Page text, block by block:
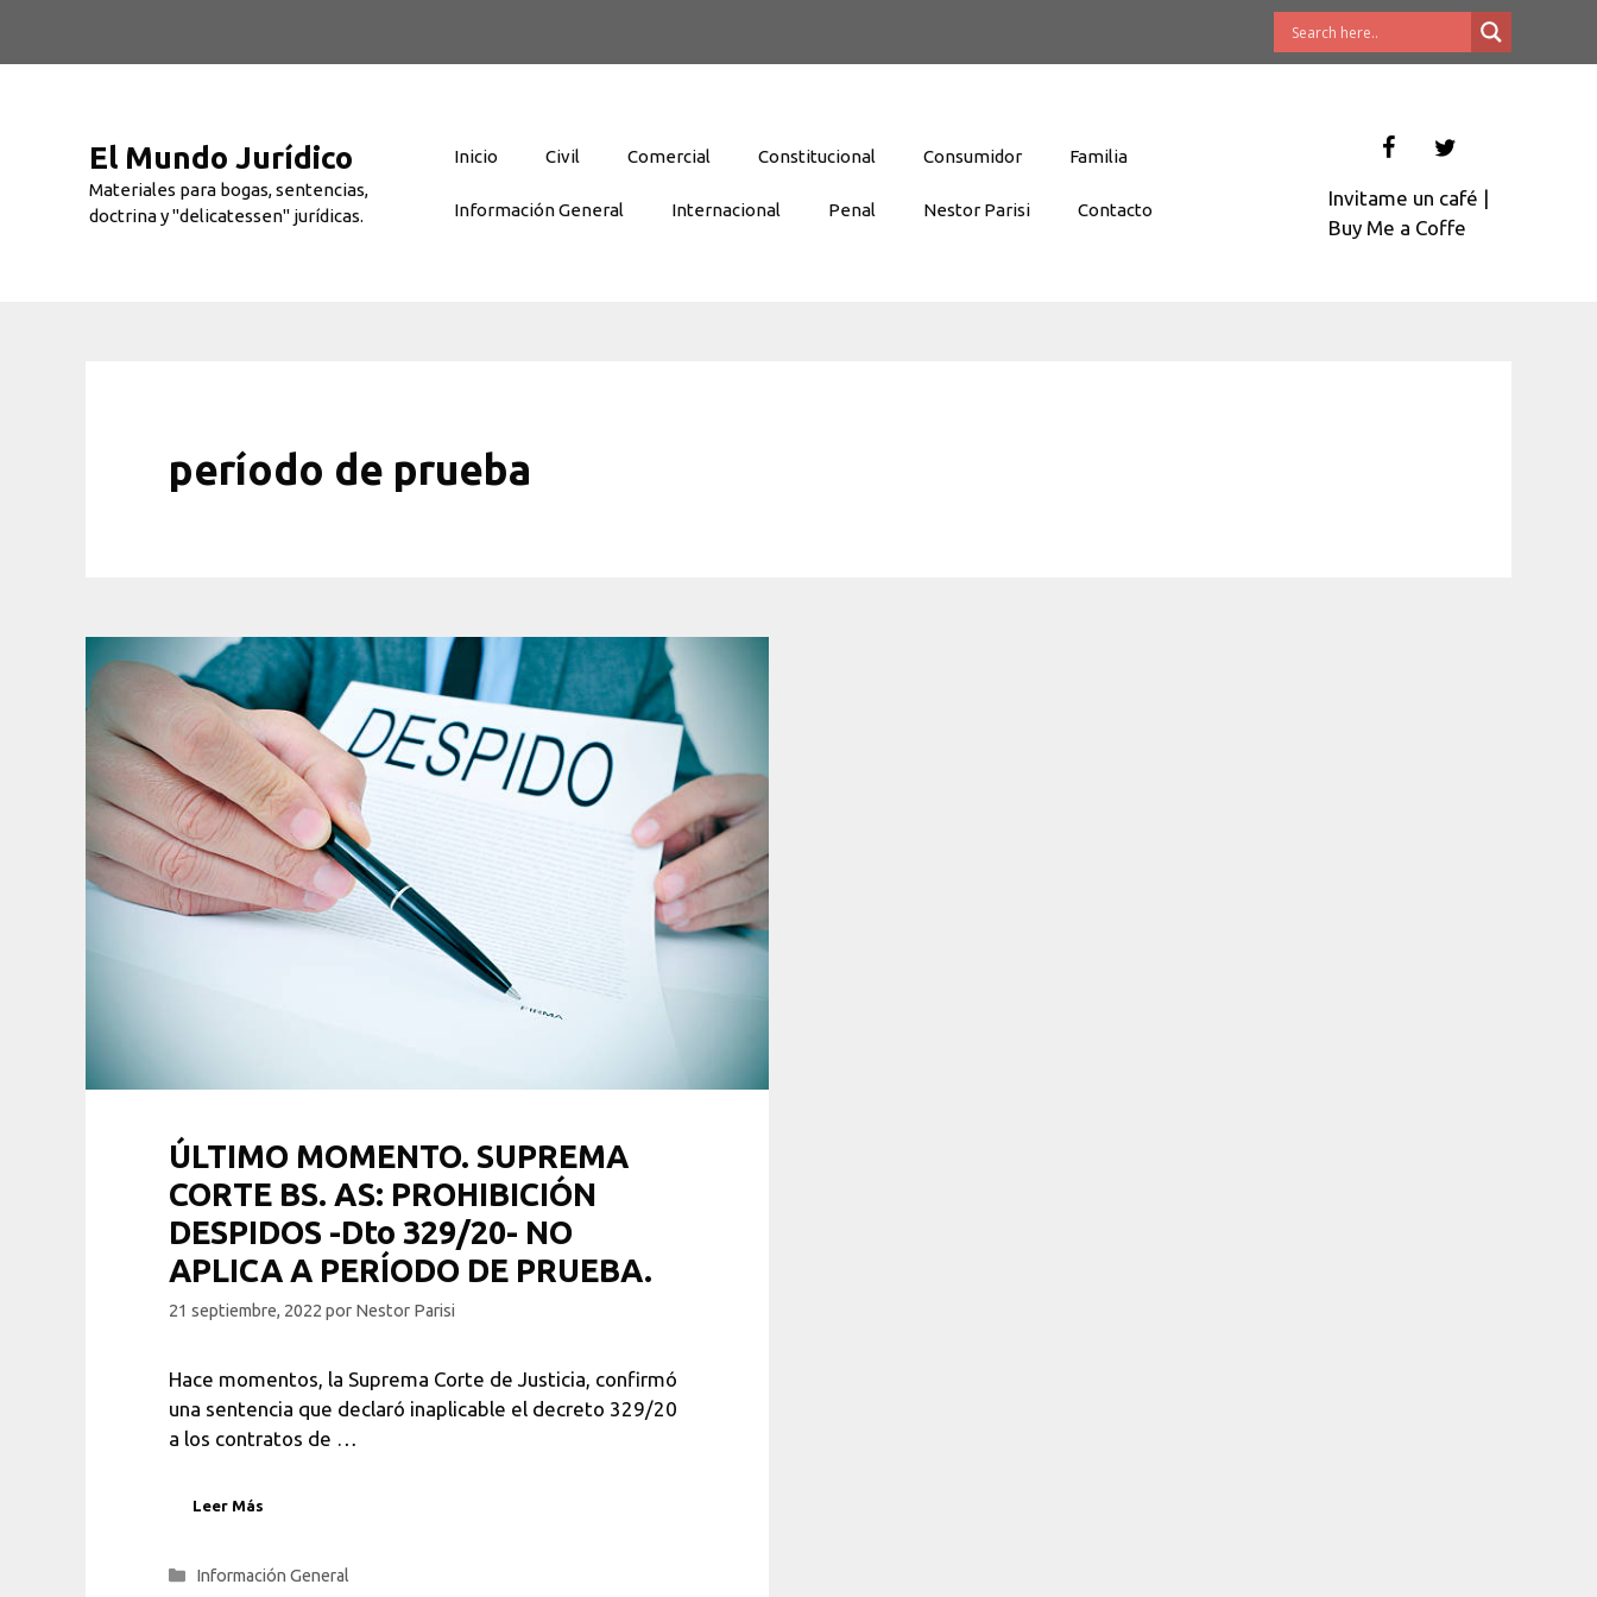
El Mundo Jurídico
Materiales para bogas, sentencias,
doctrina y "delicatessen" jurídicas.
Inicio Civil Comercial Constitucional Consumidor Familia
Información General Internacional Penal Nestor Parisi Contacto
Invitame un café |
Buy Me a Coffe
período de prueba
ÚLTIMO MOMENTO. SUPREMA
CORTE BS. AS: PROHIBICIÓN
DESPIDOS -Dto 329/20- NO
APLICA A PERÍODO DE PRUEBA.
21 septiembre, 2022 por Nestor Parisi
Hace momentos, la Suprema Corte de Justicia, confirmó
una sentencia que declaró inaplicable el decreto 329/20
a los contratos de …
Leer Más
Categorías
Información General